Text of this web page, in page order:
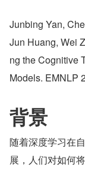
Junbing Yan,
Jun Huang, Wei
ng the Cognitive
Models. EMNLP
背景
随着深度学习在
展，人们对如何